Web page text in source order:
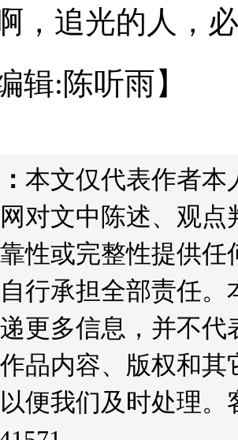
追光的人，必
辑:陈听雨】
本文仅代表作者本
对文中陈述、观
性或完整性提供
行承担全部责任
更多信息，并不
品内容、版权和
便我们及时处理。